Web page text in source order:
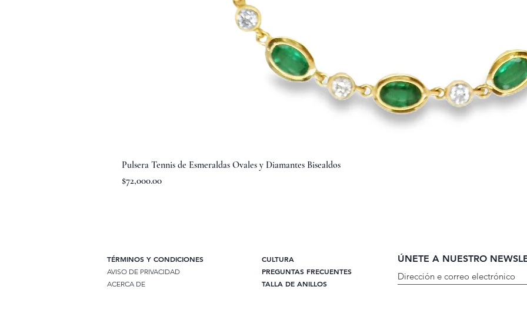
Pulsera Tennis de Esmeraldas Ovales y Diamantes Bisealdos
Precio
$72,000.00
TÉRMINOS Y CONDICIONES
AVISO DE PRIVACIDAD
ACERCA DE
CULTURA
PREGUNTAS FRECUENTES
TALLA DE ANILLOS
ÚNETE A NUESTRO